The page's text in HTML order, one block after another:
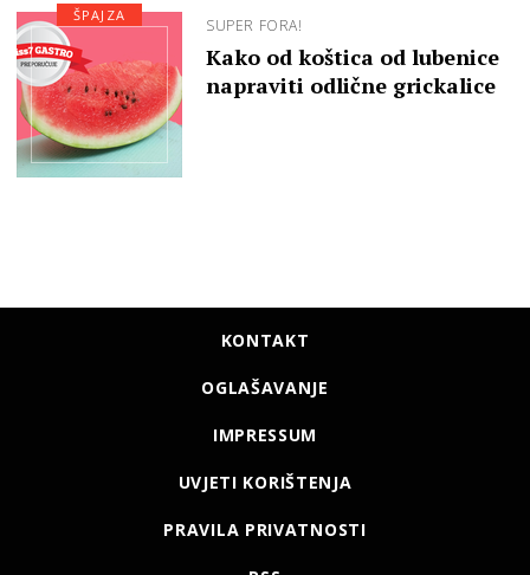
SUPER FORA!
Kako od koštica od lubenice
napraviti odlične grickalice
ŠPAJZA
KONTAKT
OGLAŠAVANJE
IMPRESSUM
UVJETI KORIŠTENJA
PRAVILA PRIVATNOSTI